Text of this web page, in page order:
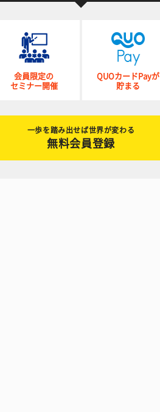
会員限定の
セミナー開催
QUOカードPayが
貯まる
一歩を踏み出せば世界が変わる
無料会員登録